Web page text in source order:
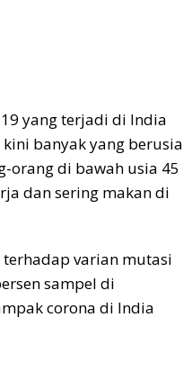
yang terjadi di India
banyak yang berusia
orang di bawah usia 45
dan sering makan di
varian mutasi
sampel di
corona di India